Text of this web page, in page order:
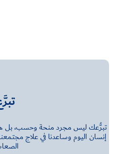
تبرُّعك ليس مجرد منحة وحسب، بل هو
إنسان اليوم وساعدنا في علاج